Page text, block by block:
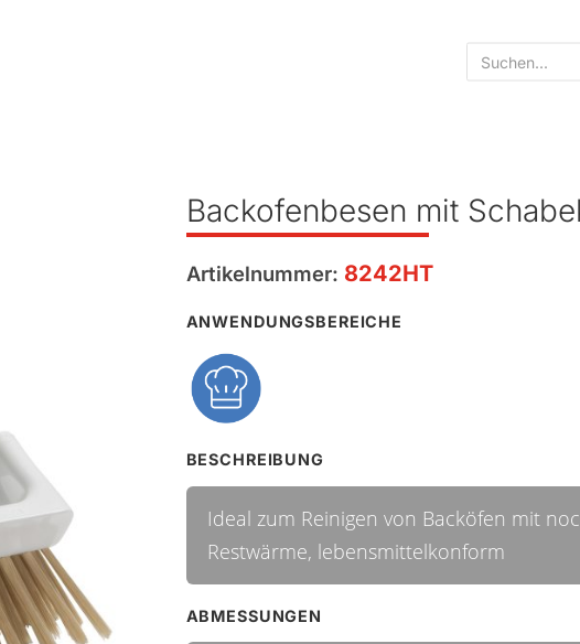
Backofenbesen mit
Artikelnummer: 8242HT
ANWENDUNGSBEREICHE
BESCHREIBUNG
Ideal zum Reinigen von Backöfen mit
Restwärme, lebensmittelkonform
ABMESSUNGEN